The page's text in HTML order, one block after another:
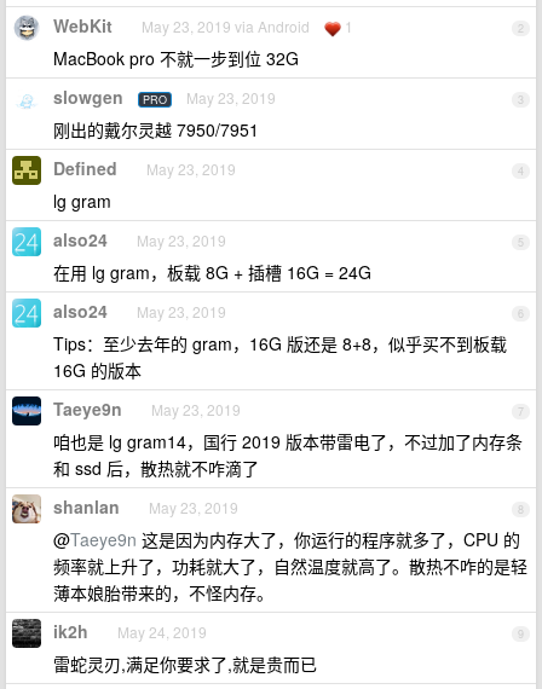
2
WebKit May 23, 2019 via Android 1
MacBook pro 不就一步到位 32G
3
slowgen PRO May 23, 2019
刚出的戴尔灵越 7950/7951
4
Defined May 23, 2019
lg gram
5
also24 May 23, 2019
在用 lg gram，板载 8G + 插槽 16G = 24G
6
also24 May 23, 2019
Tips：至少去年的 gram，16G 版还是 8+8，似乎买不到板载
16G 的版本
7
Taeye9n May 23, 2019
咱也是 lg gram14，国行 2019 版本带雷电了，不过加了内存条
和 ssd 后，散热就不咋滴了
8
shanlan May 23, 2019
@Taeye9n 这是因为内存大了，你运行的程序就多了，CPU 的
频率就上升了，功耗就大了，自然温度就高了。散热不咋的是轻
薄本娘胎带来的，不怪内存。
9
ik2h May 24, 2019
雷蛇灵刃,满足你要求了,就是贵而已